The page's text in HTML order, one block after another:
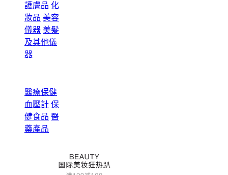
護膚品 化
妝品 美容
儀器 美髮
及其他儀
器
醫療保健
血壓計 保
健食品 醫
藥產品